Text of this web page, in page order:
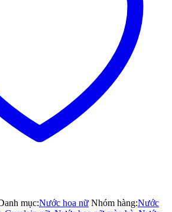
mục:Nước hoa nữ Nhóm hàng:Nước